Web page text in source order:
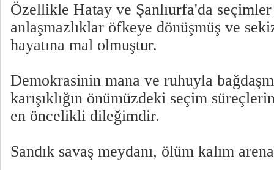
Özellikle Hatay ve Şanlıurfa'da
anlaşmazlıklar öfkeye dönüşmüş ve
hayatına mal olmuştur.
Demokrasinin mana ve ruhuyla
karışıklığın önümüzdeki seçim
en öncelikli dileğimdir.
Sandık savaş meydanı, ölüm kalım